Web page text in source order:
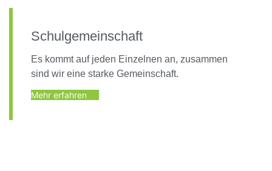
Schulgemeinschaft
Es kommt auf jeden Einzelnen an, zusammen
sind wir eine starke Gemeinschaft.
Mehr erfahren